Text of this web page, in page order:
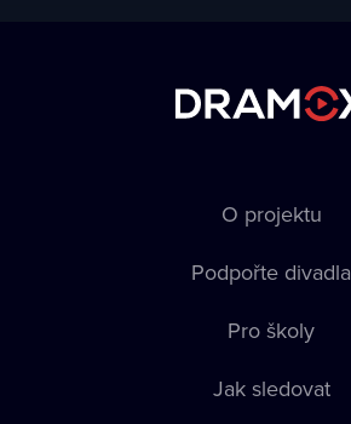
O projektu
Podpořte divadla
Pro školy
Jak sledovat